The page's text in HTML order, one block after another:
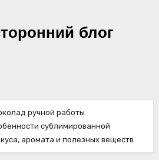
блог
ручной работы
сублимированной
аромата и полезных веществ